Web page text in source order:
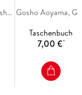
Gsh Aoyama, G_sh_ Aoyama
Taschenbuch
7,00 €*